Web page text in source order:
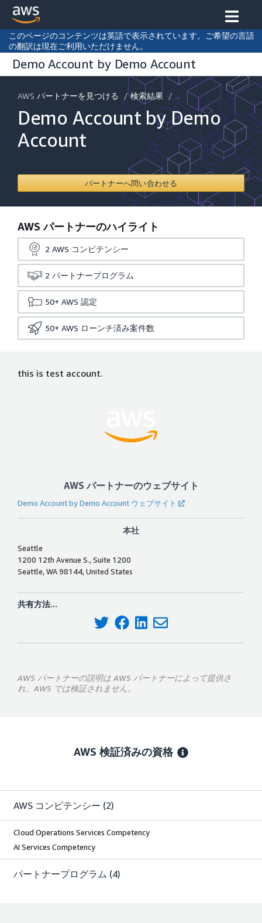
このページのコンテンツは英語で表示されています。ご希望の言語
の翻訳は現在ご利用いただけません。
Demo Account by Demo Account
AWS パートナーを見つける / 検索結果 / ...
Demo Account by Demo
Account
パートナーへ問い合わせる
AWS パートナーのハイライト
2 AWS コンピテンシー
2 パートナープログラム
50+ AWS 認定
50+ AWS ローンチ済み案件数
this is test account.
AWS パートナーのウェブサイト
Demo Account by Demo Account ウェブサイト
本社
Seattle
1200 12th Avenue S., Suite 1200
Seattle, WA 98144, United States
共有方法...
AWS パートナーの説明は AWS パートナーによって提供さ
れ、AWS では検証されません。
AWS 検証済みの資格
AWS コンピテンシー (2)
Cloud Operations Services Competency
AI Services Competency
パートナープログラム (4)